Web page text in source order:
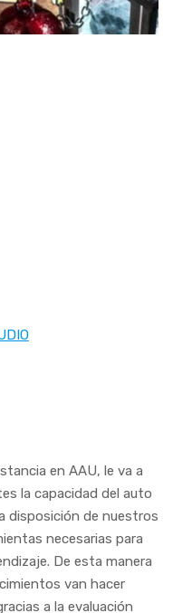
en AAU, le va a
la capacidad del auto
disposición de nuestros
necesarias para
De esta manera
van hacer
a la evaluación